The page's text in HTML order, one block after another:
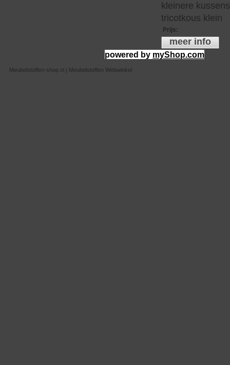
kleinere
tricotkous klein
Prijs:
meer info
powered by myShop.com
Meubelstoffen-shop.nl | Meubelstoffen Webwinkel